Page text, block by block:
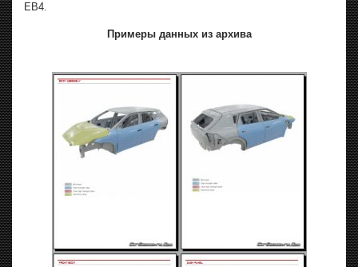
ЕВ4.
Примеры данных из архива